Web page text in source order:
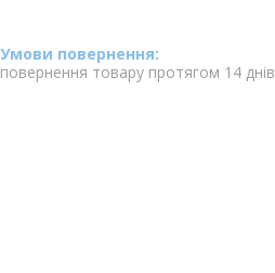
повернення товару протягом 14 днів